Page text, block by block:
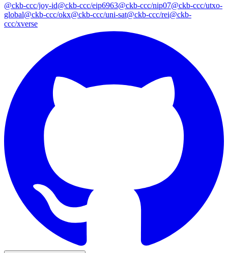
@ckb-ccc/joy-id@ckb-ccc/eip6963@ckb-ccc/nip07@ckb-ccc/utxo-
global@ckb-ccc/okx@ckb-ccc/uni-sat@ckb-ccc/rei@ckb-
ccc/xverse